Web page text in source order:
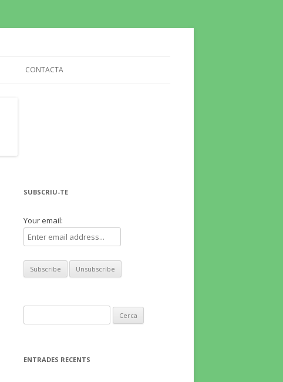
CONTACTA
SUBSCRIU-TE
Your email:
ENTRADES RECENTS